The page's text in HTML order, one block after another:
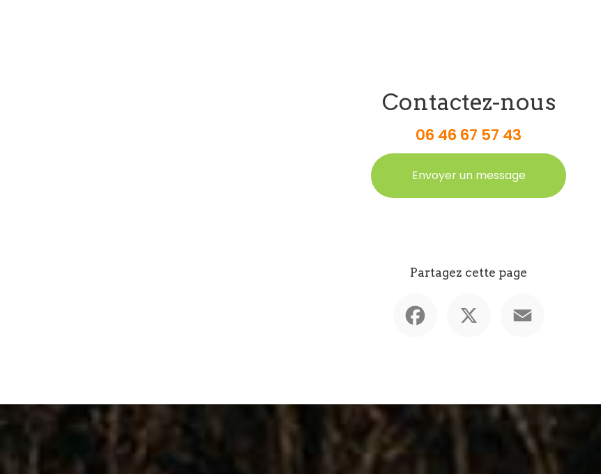
Contactez-nous
06 46 67 57 43
Envoyer un message
Partagez cette page